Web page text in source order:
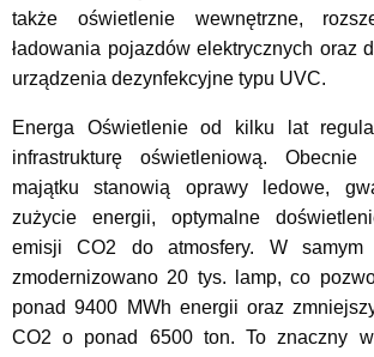
także oświetlenie wewnętrzne,
ładowania pojazdów elektrycznych oraz
urządzenia dezynfekcyjne typu UVC.
Energa Oświetlenie od kilku lat
infrastrukturę oświetleniową.
majątku stanowią oprawy ledowe,
zużycie energii, optymalne
emisji CO2 do atmosfery. W
zmodernizowano 20 tys. lamp, co
ponad 9400 MWh energii oraz
CO2 o ponad 6500 ton. To znaczny